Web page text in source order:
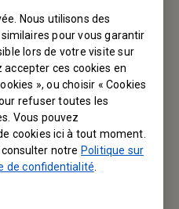
Nous utilisons des
pour vous garantir
lors de votre visite sur
ces cookies en
», ou choisir « Cookies
refuser toutes les
Vous pouvez
cookies ici à tout moment.
notre Politique sur
de confidentialité
nous
Costa Mesa, CA 92626,